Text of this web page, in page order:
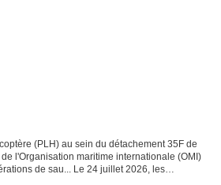
(PLH) au sein du détachement 35F de
l'Organisation maritime internationale (OMI)
de sau... Le 24 juillet 2026, les